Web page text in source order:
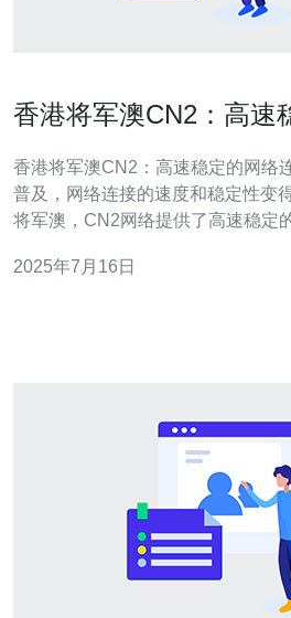
香港将军澳CN2：高速
香港将军澳CN2：高速稳定的网络连接速度 随
普及，网络连接的速度和稳定性变
将军澳，CN2网络提供了高速稳定
网活动。 将军澳的CN2网络采用先进的技术，提供了出色
2025年7月16日